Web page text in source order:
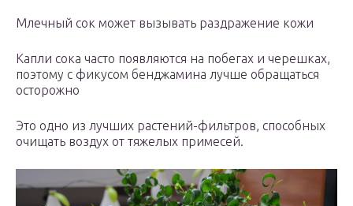
Млечный сок может вызывать раздражение кожи
Капли сока часто появляются на побегах и черешках,
поэтому с фикусом бенджамина лучше обращаться
осторожно
Это одно из лучших растений-фильтров, способных
очищать воздух от тяжелых примесей.